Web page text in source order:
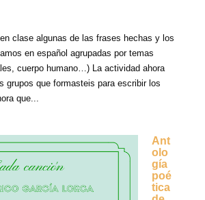
clase algunas de las frases hechas y los
en español agrupadas por temas
cuerpo humano…) La actividad ahora
grupos que formasteis para escribir los
que...
Ant
olo
gía
poé
tica